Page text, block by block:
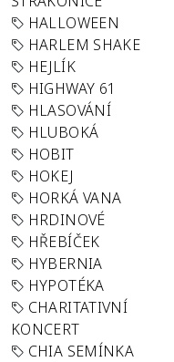
HALLOWEEN
HARLEM SHAKE
HEJLÍK
HIGHWAY 61
HLASOVÁNÍ
HLUBOKÁ
HOBIT
HOKEJ
HORKÁ VANA
HRDINOVÉ
HŘEBÍČEK
HYBERNIA
HYPOTÉKA
CHARITATIVNÍ
KONCERT
CHIA SEMÍNKA